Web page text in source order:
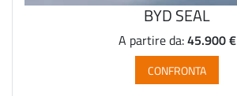
BYD SEAL
A partire da:45.900 €
CONFRONTA